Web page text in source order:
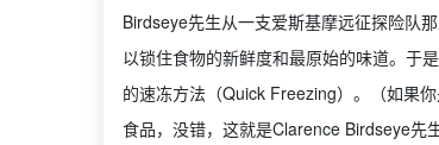
Birdseye先生从一支爱斯基摩远征探险队
以锁住食物的新鲜度和最原始的味道。于
的速冻方法（Quick Freezing）。（如果
食品，没错，这就是Clarence Birdseye先